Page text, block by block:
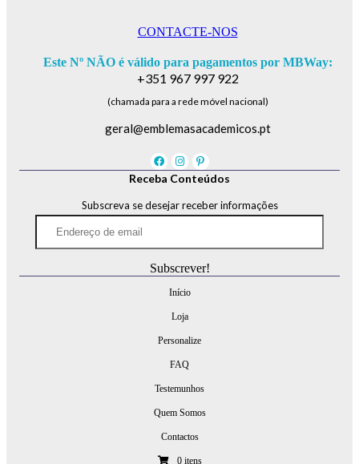
CONTACTE-NOS
Este Nº NÃO é válido para pagamentos por MBWay:
+351 967 997 922
(chamada para a rede móvel nacional)
geral@emblemasacademicos.pt
Receba Conteúdos
Subscreva se desejar receber informações
Endereço
email
Subscrever!
Início
Loja
Personalize
FAQ
Testemunhos
Quem Somos
Contactos
0 itens